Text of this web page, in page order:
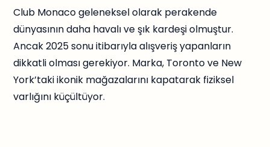
Club Monaco geleneksel olarak perakende
dünyasının daha havalı ve şık kardeşi olmuştur.
Ancak 2025 sonu itibarıyla alışveriş yapanların
dikkatli olması gerekiyor. Marka, Toronto ve New
York’taki ikonik mağazalarını kapatarak fiziksel
varlığını küçültüyor.